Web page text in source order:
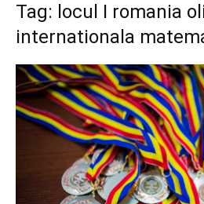
Tag: locul I romania
internationala